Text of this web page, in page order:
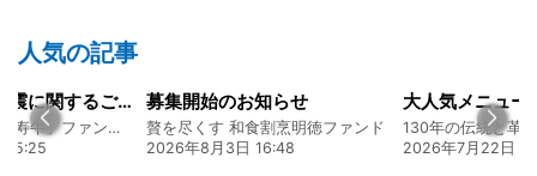
人気の記事
開始のお知らせ
尽くす 和食割烹明徳ファンド
年8月3日 16:48
大人気メニュー「唐揚げ弁当」のレシピをご紹介します！
130年の伝統と革新 ヤマタカ醤油ファンド
2026年7月22日 08:10
2026